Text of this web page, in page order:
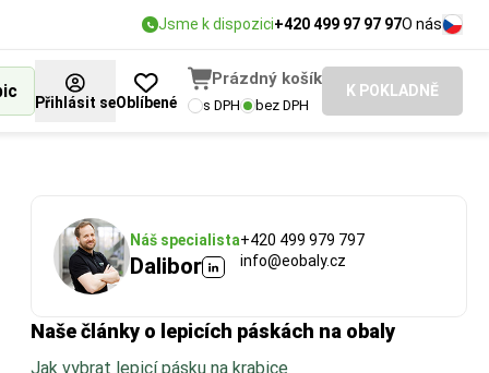
Jsme k dispozici+420 499 97 97 97O nás
Přihlásit seOblíbené
Prázdný košík
s DPH bez DPH
K POKLADNĚ
Náš specialista
Dalibor
+420 499 979 797
info@eobaly.cz
Naše články o lepicích páskách na obaly
Jak vybrat lepicí pásku na krabice